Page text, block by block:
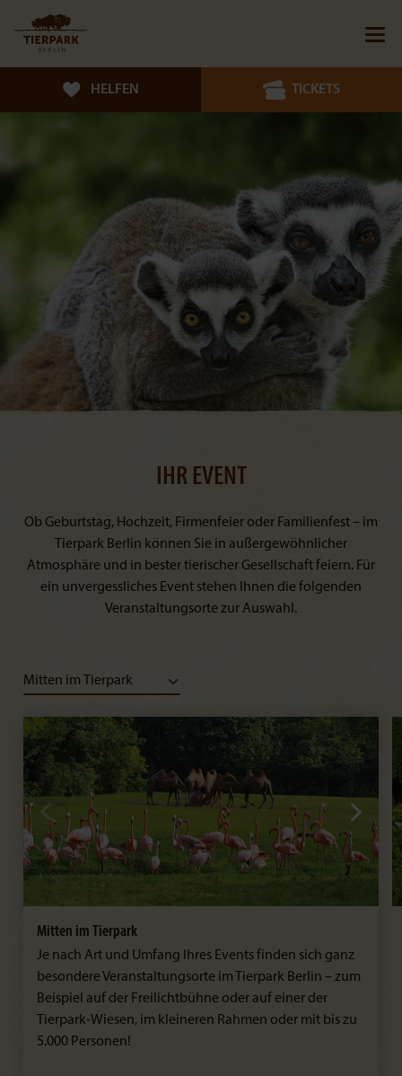
HELFEN TICKETS
IHR EVENT
Ob Geburtstag, Hochzeit, Firmenfeier oder Familienfest – im
Tierpark Berlin können Sie in außergewöhnlicher
Atmosphäre und in bester tierischer Gesellschaft feiern. Für
ein unvergessliches Event stehen Ihnen die folgenden
Veranstaltungsorte zur Auswahl.
Mitten im Tierpark
Je nach Art und Umfang Ihres Events finden sich ganz
besondere Veranstaltungsorte im Tierpark Berlin – zum
Beispiel auf der Freilichtbühne oder auf einer der
Tierpark-Wiesen, im kleineren Rahmen oder mit bis zu
5.000 Personen!